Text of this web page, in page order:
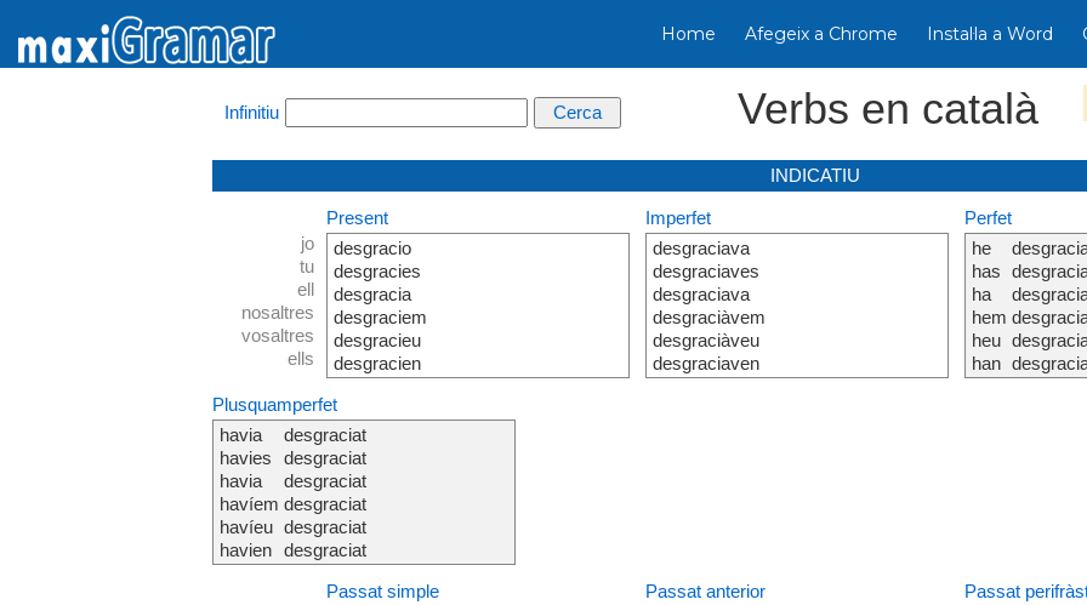
Home Afegeix a Chrome Instal·la a Word
Infinitiu Verbs en català
INDICATIU
jo
tu
ell
nosaltres
vosaltres
ells
Present
desgracio
desgracies
desgracia
desgraciem
desgracieu
desgracien
Imperfet
desgraciava
desgraciaves
desgraciava
desgraciàvem
desgraciàveu
desgraciaven
Perfet
he
has
ha
hem
heu
han
Plusquamperfet
havia
havies
havia
havíem
havíeu
havien
desgraciat
desgraciat
desgraciat
desgraciat
desgraciat
desgraciat
Passat simple
Passat anterior
Passat